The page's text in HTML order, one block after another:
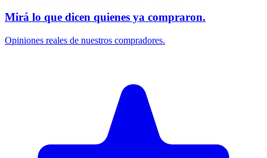
Mirá lo que dicen quienes ya compraron.
Opiniones reales de nuestros compradores.